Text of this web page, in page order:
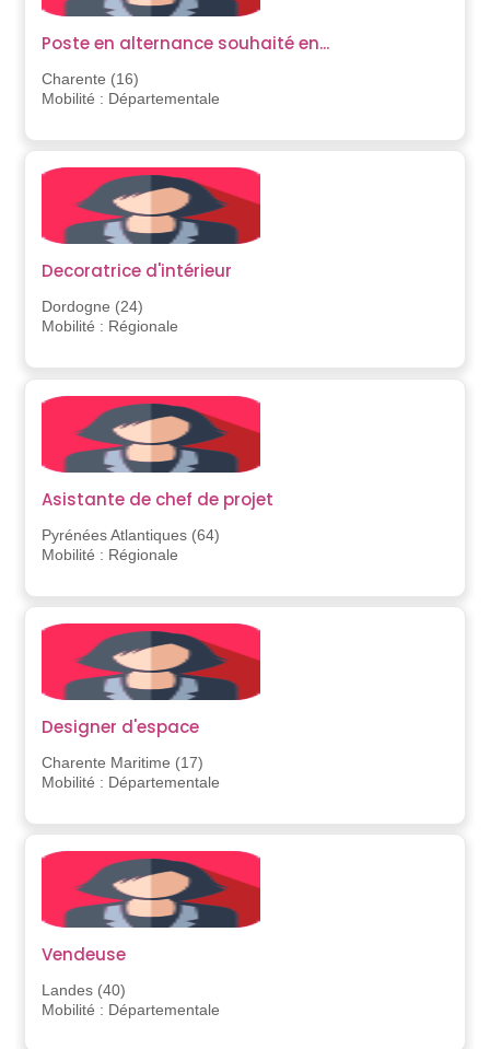
Poste en alternance souhaité en...
Charente (16)
Mobilité : Départementale
Decoratrice d'intérieur
Dordogne (24)
Mobilité : Régionale
Asistante de chef de projet
Pyrénées Atlantiques (64)
Mobilité : Régionale
Designer d'espace
Charente Maritime (17)
Mobilité : Départementale
Vendeuse
Landes (40)
Mobilité : Départementale